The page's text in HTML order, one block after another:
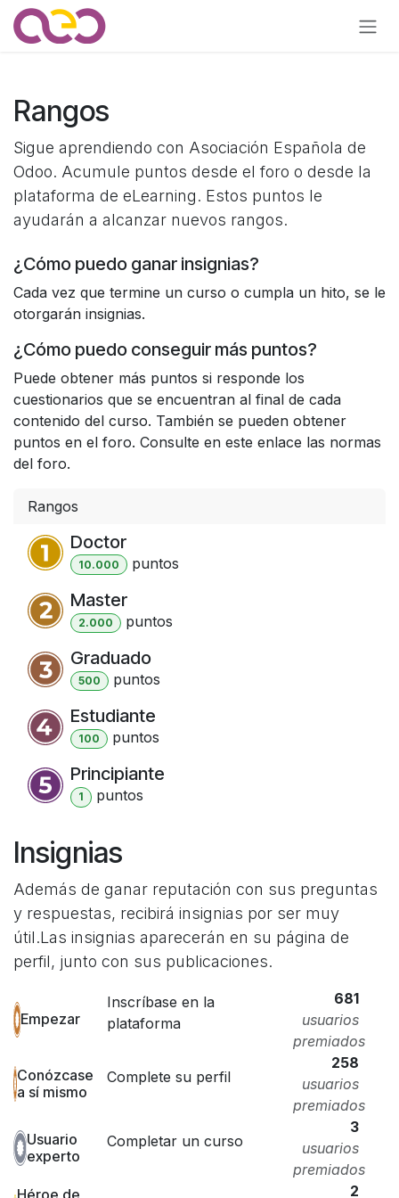
Ir al contenido
Rangos
Sigue aprendiendo con Asociación Española de
Odoo. Acumule puntos desde el foro o desde la
plataforma de eLearning. Estos puntos le
ayudarán a alcanzar nuevos rangos.
¿Cómo puedo ganar insignias?
Cada vez que termine un curso o cumpla un hito, se le
otorgarán insignias.
¿Cómo puedo conseguir más puntos?
Puede obtener más puntos si responde los
cuestionarios que se encuentran al final de cada
contenido del curso. También se pueden obtener
puntos en el foro. Consulte en este enlace las normas
del foro.
Rangos
Doctor
10.000 puntos
Master
2.000 puntos
Graduado
500 puntos
Estudiante
100 puntos
Principiante
1 puntos
Insignias
Además de ganar reputación con sus preguntas
y respuestas, recibirá insignias por ser muy
útil.Las insignias aparecerán en su página de
perfil, junto con sus publicaciones.
Empezar
Inscríbase en la
plataforma
681
usuarios
premiados
Conózcase
a sí mismo
Complete su perfil
258
usuarios
premiados
Usuario
experto
Completar un curso
3
usuarios
premiados
2